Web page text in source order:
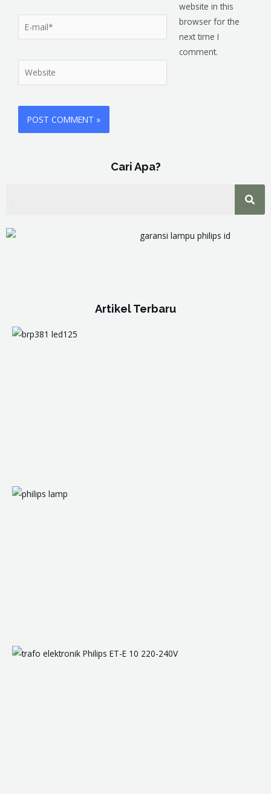
website in this
browser for the
next time I
comment.
Cari Apa?
Artikel Terbaru